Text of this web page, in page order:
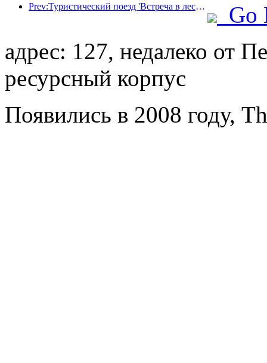
Prev:Туристический поезд 'Встреча в лесу Хулунбуир - Экспресс Дасинганлин - Поезд 'Звездный свет' - Путешествие в Тяньи' совершает свой первый рейс.
Go
адрес: 127, недалеко от
ресурсный корпус
Появились в 2008 году,